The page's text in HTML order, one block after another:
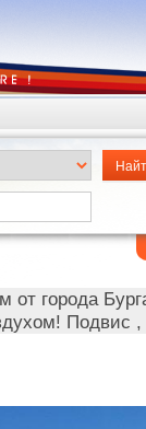
от города
Подвис ,